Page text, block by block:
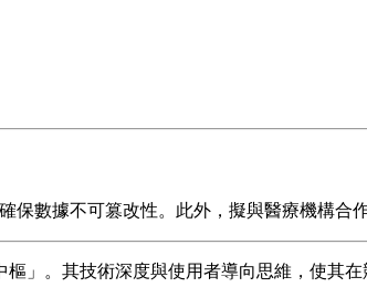
數據不可篡改性。此外，擬與醫療機構合
」。其技術深度與使用者導向思維，使其